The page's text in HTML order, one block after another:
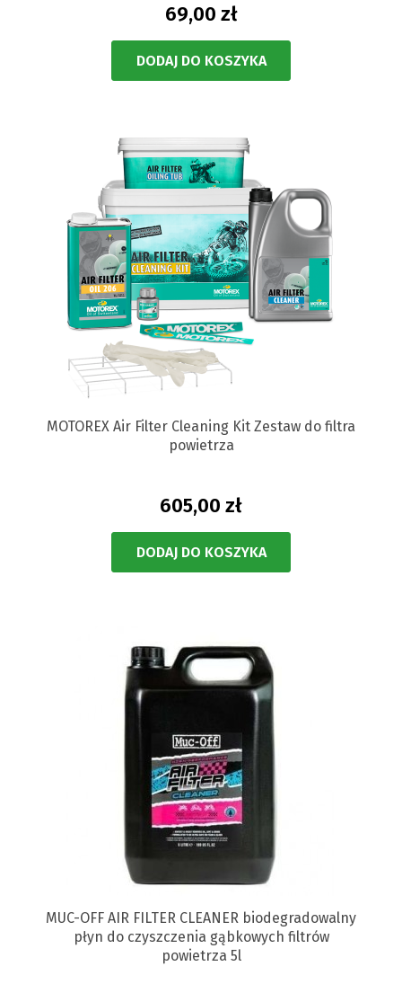
69,00 zł
DODAJ DO KOSZYKA
MOTOREX Air Filter Cleaning Kit Zestaw do filtra
powietrza
605,00 zł
DODAJ DO KOSZYKA
MUC-OFF AIR FILTER CLEANER biodegradowalny
płyn do czyszczenia gąbkowych filtrów
powietrza 5l